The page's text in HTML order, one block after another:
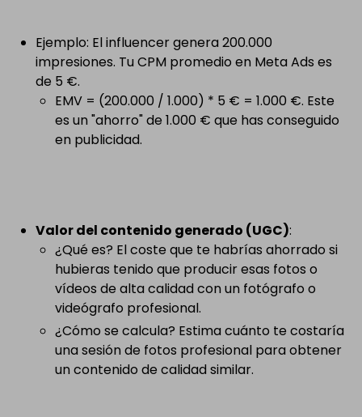
Ejemplo: El influencer genera 200.000
impresiones. Tu CPM promedio en Meta Ads es
de 5 €.
EMV = (200.000 / 1.000) * 5 € = 1.000 €. Este
es un "ahorro" de 1.000 € que has conseguido
en publicidad.
Valor del contenido generado (UGC):
¿Qué es? El coste que te habrías ahorrado si
hubieras tenido que producir esas fotos o
vídeos de alta calidad con un fotógrafo o
videógrafo profesional.
¿Cómo se calcula? Estima cuánto te costaría
una sesión de fotos profesional para obtener
un contenido de calidad similar.